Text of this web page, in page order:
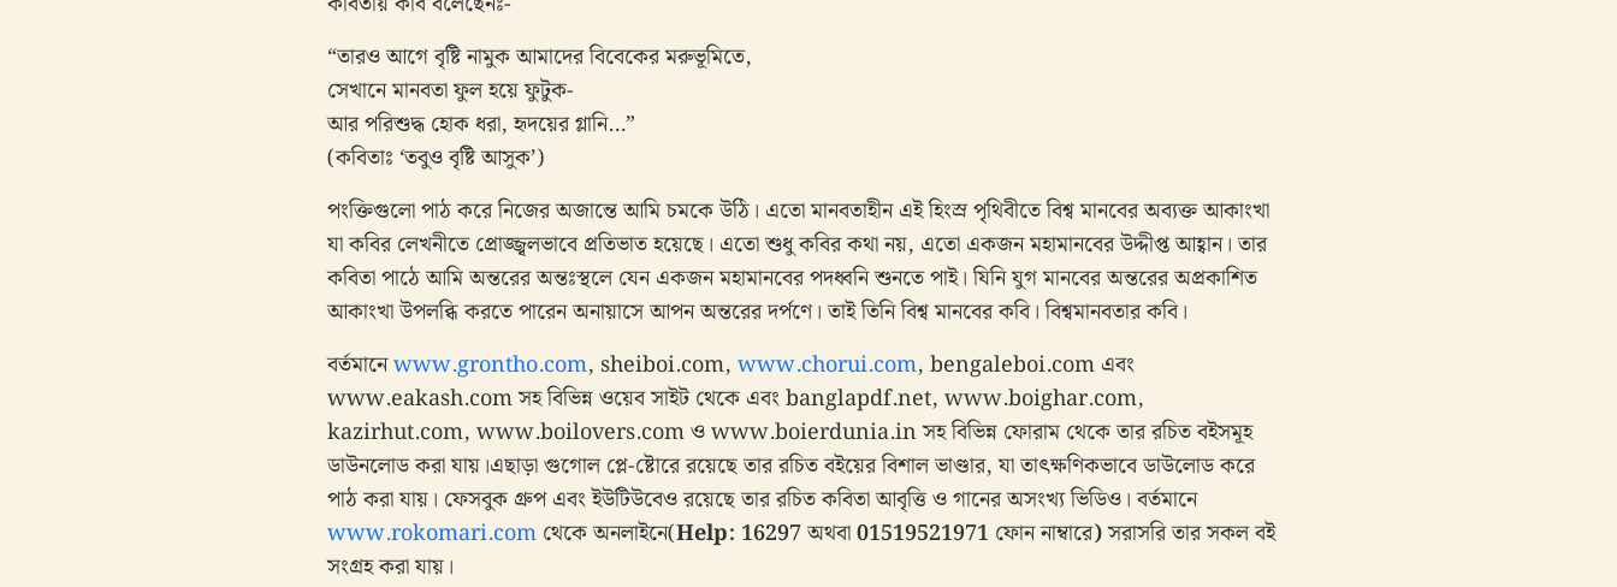
“তারও আগে বৃষ্টি নামুক আমাদের বিবেকের মরুভূমিতে,
সেখানে মানবতা ফুল হয়ে ফুটুক-
আর পরিশুদ্ধ হোক ধরা, হৃদয়ের গ্লানি…”
(কবিতাঃ ‘তবুও বৃষ্টি আসুক’)
পংক্তিগুলো পাঠ করে নিজের অজান্তে আমি চমকে উঠি। এতো মানবতাহীন এই হিংস্র পৃথিবীতে বিশ্ব মানবের অব্যক্ত আকাংখা
যা কবির লেখনীতে প্রোজ্জ্বলভাবে প্রতিভাত হয়েছে। এতো শুধু কবির কথা নয়, এতো একজন মহামানবের উদ্দীপ্ত আহ্বান। তার
কবিতা পাঠে আমি অন্তরের অন্তঃস্থলে যেন একজন মহামানবের পদধ্বনি শুনতে পাই। যিনি যুগ মানবের অন্তরের অপ্রকাশিত
আকাংখা উপলব্ধি করতে পারেন অনায়াসে আপন অন্তরের দর্পণে। তাই তিনি বিশ্ব মানবের কবি। বিশ্বমানবতার কবি।
বর্তমানেwww.grontho.com, sheiboi.com, www.chorui.com, bengaleboi.com এবং
www.eakash.com সহ বিভিন্ন ওয়েব সাইট থেকে এবং banglapdf.net, www.boighar.com,
kazirhut.com, www.boilovers.com ও www.boierdunia.in সহ বিভিন্ন ফোরাম থেকে তার রচিত বইসমূহ
ডাউনলোড করা যায়।এছাড়া গুগোল প্লে-ষ্টোরে রয়েছে তার রচিত বইয়ের বিশাল ভাণ্ডার, যা তাৎক্ষণিকভাবে ডাউলোড করে
পাঠ করা যায়। ফেসবুক গ্রুপ এবং ইউটিউবেও রয়েছে তার রচিত কবিতা আবৃত্তি ও গানের অসংখ্য ভিডিও। বর্তমানে
www.rokomari.com থেকে অনলাইনে(Help: 16297অথবা01519521971 ফোন নাম্বারে)সরাসরি তার সকল বই
সংগ্রহ করা যায়।